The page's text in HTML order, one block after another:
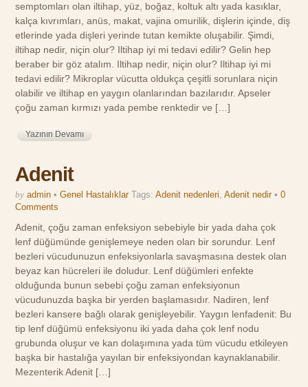
semptomları olan iltihap, yüz, boğaz, koltuk altı yada kasıklar,
kalça kıvrımları, anüs, makat, vajina omurilik, dişlerin içinde, diş
etlerinde yada dişleri yerinde tutan kemikte oluşabilir. Şimdi,
iltihap nedir, niçin olur? Iltihap iyi mi tedavi edilir? Gelin hep
beraber bir göz atalım. Iltihap nedir, niçin olur? Iltihap iyi mi
tedavi edilir? Mikroplar vücutta oldukça çeşitli sorunlara niçin
olabilir ve iltihap en yaygın olanlarından bazılarıdır. Apseler
çoğu zaman kırmızı yada pembe renktedir ve […]
Yazının Devamı
Adenit
by admin • Genel Hastalıklar Tags:Adenit nedenleri,Adenit nedir •0
Comments
Adenit, çoğu zaman enfeksiyon sebebiyle bir yada daha çok
lenf düğümünde genişlemeye neden olan bir sorundur. Lenf
bezleri vücudunuzun enfeksiyonlarla savaşmasına destek olan
beyaz kan hücreleri ile doludur. Lenf düğümleri enfekte
olduğunda bunun sebebi çoğu zaman enfeksiyonun
vücudunuzda başka bir yerden başlamasıdır. Nadiren, lenf
bezleri kansere bağlı olarak genişleyebilir. Yaygın lenfadenit: Bu
tip lenf düğümü enfeksiyonu iki yada daha çok lenf nodu
grubunda oluşur ve kan dolaşımına yada tüm vücudu etkileyen
başka bir hastalığa yayılan bir enfeksiyondan kaynaklanabilir.
Mezenterik Adenit […]